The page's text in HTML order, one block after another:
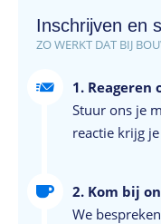
Inschrijven en
ZO WERKT DAT BIJ
1. Reageren
Stuur ons je
reactie krijg
2. Kom bij
We